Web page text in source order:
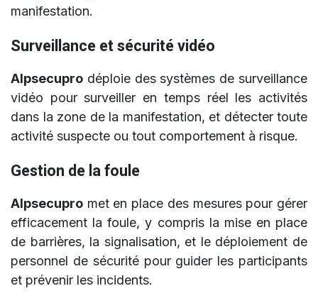
manifestation.
Surveillance et sécurité vidéo
Alpsecupro déploie des systèmes de surveillance
vidéo pour surveiller en temps réel les activités
dans la zone de la manifestation, et détecter toute
activité suspecte ou tout comportement à risque.
Gestion de la foule
Alpsecupro met en place des mesures pour gérer
efficacement la foule, y compris la mise en place
de barrières, la signalisation, et le déploiement de
personnel de sécurité pour guider les participants
et prévenir les incidents.